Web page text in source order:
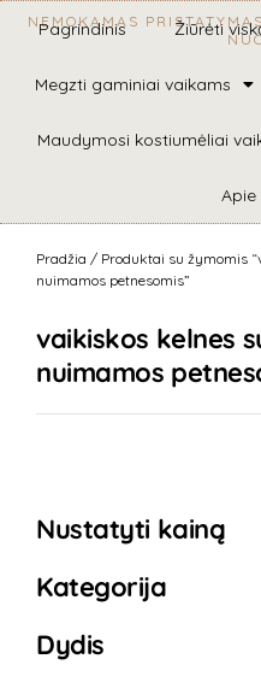
NEMOKAMAS
Pagrindinis Žiūrėti
Megzti gaminiai vaikams
Maudymosi kostiumėliai
Apie
Pradžia / Produktai su žymomis
nuimamos petnesomis”
vaikiskos kelnes
nuimamos
Nustatyti kainą
Kategorija
Dydis